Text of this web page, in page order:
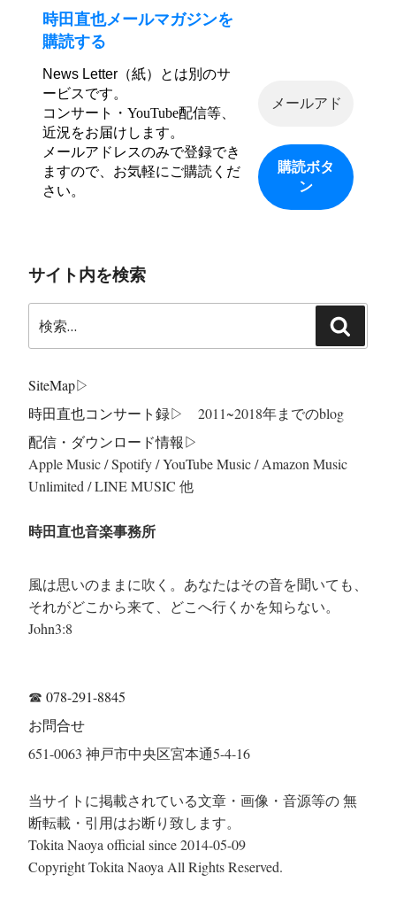
時田直也メールマガジンを
購読する
News Letter（紙）とは別のサ
ービスです。
コンサート・YouTube配信等、
近況をお届けします。
メールアドレスのみで登録でき
ますので、お気軽にご購読くだ
さい。
サイト内を検索
索:
索
SiteMap▷
時田直也コンサート録▷ 2011~2018年までのblog
配信・ダウンロード情報▷
Apple Music / Spotify / YouTube Music / Amazon Music
Unlimited / LINE MUSIC 他
時田直也音楽事務所
風は思いのままに吹く。あなたはその音を聞いても、
それがどこから来て、どこへ行くかを知らない。
John3:8
☎ 078-291-8845
お問合せ
651-0063 神戸市中央区宮本通5-4-16
当サイトに掲載されている文章・画像・音源等の 無
断転載・引用はお断り致します。
Tokita Naoya official since 2014-05-09
Copyright Tokita Naoya All Rights Reserved.